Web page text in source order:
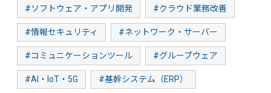
#ソフトウェア・アプリ開発 #クラウド業務改善
#情報セキュリティ #ネットワーク・サーバー
#コミュニケーションツール #グループウェア
#AI・IoT・5G #基幹システム（ERP）